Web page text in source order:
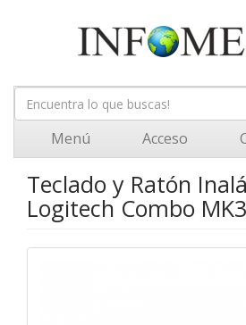
Menú Acceso
Teclado y Ratón
Logitech Combo